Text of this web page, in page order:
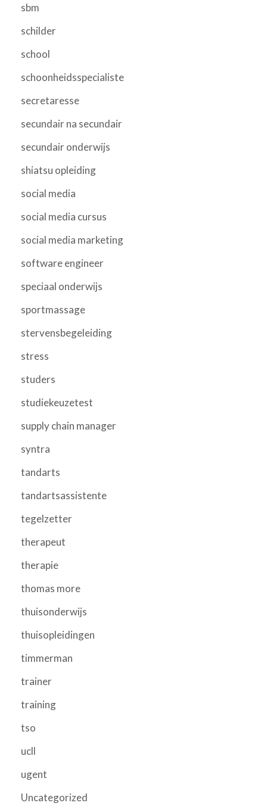
sbm
schilder
school
schoonheidsspecialiste
secretaresse
secundair na secundair
secundair onderwijs
shiatsu opleiding
social media
social media cursus
social media marketing
software engineer
speciaal onderwijs
sportmassage
stervensbegeleiding
stress
studers
studiekeuzetest
supply chain manager
syntra
tandarts
tandartsassistente
tegelzetter
therapeut
therapie
thomas more
thuisonderwijs
thuisopleidingen
timmerman
trainer
training
tso
ucll
ugent
Uncategorized